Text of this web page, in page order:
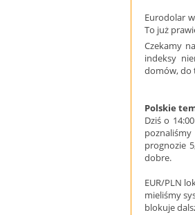
Eurodolar
To już
Czekamy
indeksy
domów, do
Polskie
Dziś o
prognozie
dobre.
EUR/PLN
mieliśmy
blokuje